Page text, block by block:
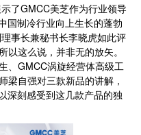
了GMCC美芝作为行业领导
国制冷行业向上生长的蓬勃
事长兼秘书长李晓虎如此评
这么说，并非无的放矢。
、GMCC涡旋经营体高级工
梁自强对三款新品的讲解，
深刻感受到这几款产品的独